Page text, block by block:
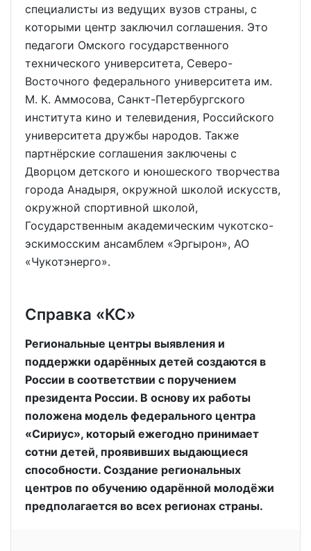
специалисты из ведущих вузов страны, с
которыми центр заключил соглашения. Это
педагоги Омского государственного
технического университета, Северо-
Восточного федерального университета им.
М. К. Аммосова, Санкт-Петербургского
института кино и телевидения, Российского
университета дружбы народов. Также
партнёрские соглашения заключены с
Дворцом детского и юношеского творчества
города Анадыря, окружной школой искусств,
окружной спортивной школой,
Государственным академическим чукотско-
эскимосским ансамблем «Эргырон», АО
«Чукотэнерго».
Справка «КС»
Региональные центры выявления и
поддержки одарённых детей создаются в
России в соответствии с поручением
президента России. В основу их работы
положена модель федерального центра
«Сириус», который ежегодно принимает
сотни детей, проявивших выдающиеся
способности. Создание региональных
центров по обучению одарённой молодёжи
предполагается во всех регионах страны.